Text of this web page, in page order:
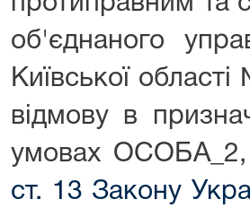
об'єднаного
Київської
відмову в
умовах ОСОБА_2,
ст. 13 Закону